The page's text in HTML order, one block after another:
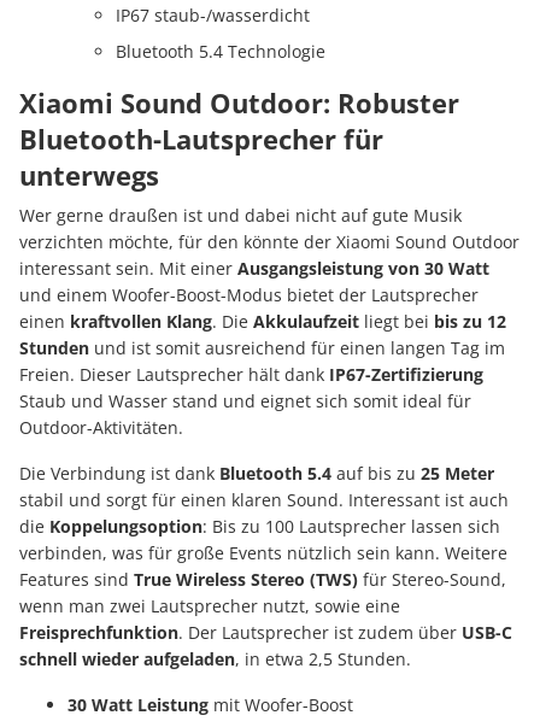
IP67 staub-/wasserdicht
Bluetooth 5.4 Technologie
Xiaomi Sound Outdoor: Robuster
Bluetooth-Lautsprecher für
unterwegs
Wer gerne draußen ist und dabei nicht auf gute Musik
verzichten möchte, für den könnte der Xiaomi Sound Outdoor
interessant sein. Mit einer Ausgangsleistung von 30 Watt
und einem Woofer-Boost-Modus bietet der Lautsprecher
einen kraftvollen Klang. Die Akkulaufzeit liegt bei bis zu 12
Stunden und ist somit ausreichend für einen langen Tag im
Freien. Dieser Lautsprecher hält dank IP67-Zertifizierung
Staub und Wasser stand und eignet sich somit ideal für
Outdoor-Aktivitäten.
Die Verbindung ist dank Bluetooth 5.4 auf bis zu 25 Meter
stabil und sorgt für einen klaren Sound. Interessant ist auch
die Koppelungsoption: Bis zu 100 Lautsprecher lassen sich
verbinden, was für große Events nützlich sein kann. Weitere
Features sind True Wireless Stereo (TWS) für Stereo-Sound,
wenn man zwei Lautsprecher nutzt, sowie eine
Freisprechfunktion. Der Lautsprecher ist zudem über USB-C
schnell wieder aufgeladen, in etwa 2,5 Stunden.
30 Watt Leistung mit Woofer-Boost